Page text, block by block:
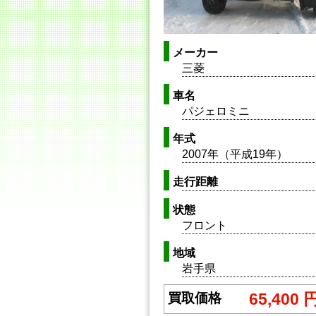
メーカー
三菱
車名
パジェロミニ
年式
2007年（平成19年）
走行距離
状態
フロント
地域
岩手県
買取価格 65,400